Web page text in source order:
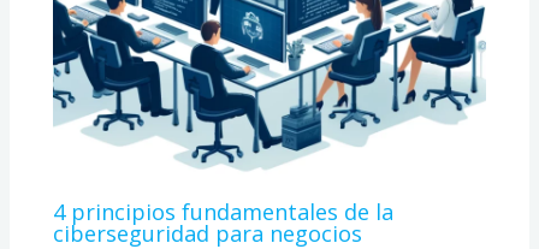
4 principios fundamentales de la
ciberseguridad para negocios